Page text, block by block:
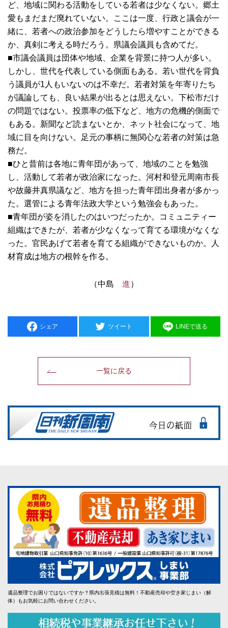
ど、地域に関わる活動をしている若者は少なくない。郷土
愛もまだまだ廃れていない。ここは一度、行政と議会が一
緒に、若者への政治参加をどうしたら増やすことができる
か、真剣に考える時だろう。県議会議員も含めてだ。
■市議会議員は団体や地域、企業を背景に持つ人が多い。
しかし、世代を代表している側面もある。若い世代を背負
う議員が1人もいないのは不幸だ。若者対策を年寄りたち
が議論しても、良い結果が出るとは思えない。下松市だけ
の問題ではない。投票率の低下など、地方の危機的側面で
もある。新聞など読まないとか、ネット社会になって、地
域に目を向けない。足元の事柄に無関心な若者の対策は急
務だ。
■ひと昔前は各地に青年団があって、地域のことを勉強
し、活動して若者が政治家になった。河村和登元周南市長
や故藤井真県議など、地方を担った青年団出身者が多かっ
た。選管による青年法政大学という勉強会もあった。
■青年団が姿を消したのはいつだったか。コミュニティー
組織はできたが、若者が少なくなって育てる環境がなくな
った。官民あげて若者を育てる組織ができないものか。人
材育成は地方の根幹を作る。
（中島 進）
シェア ツイート LINEで送る
一覧に戻る
遺品整理でお困りではないですか？県内出張見積は無料！不動産売却や空き家じまい（解
体）もお気軽にお問い合わせください。